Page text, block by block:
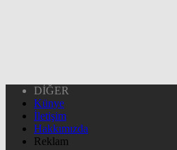
DİĞER
Künye
İletişim
Hakkımızda
Reklam